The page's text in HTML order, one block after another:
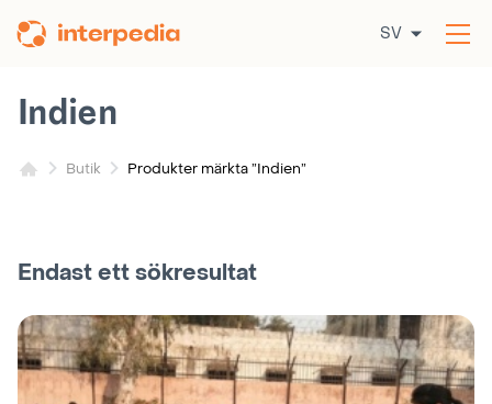
till
SV
Butik Produkter märkta ”Indien”
Indien
Endast ett sökresultat